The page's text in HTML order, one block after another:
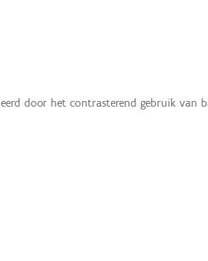
door het contrasterend gebruik van